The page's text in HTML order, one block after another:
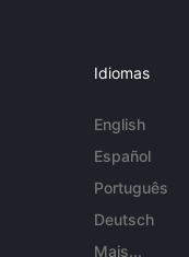
Idiomas
English
Español
Português
Deutsch
Mais...